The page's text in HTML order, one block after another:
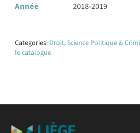
Année 2018-2019
Categories: Droit, Science Politique &
le catalogue